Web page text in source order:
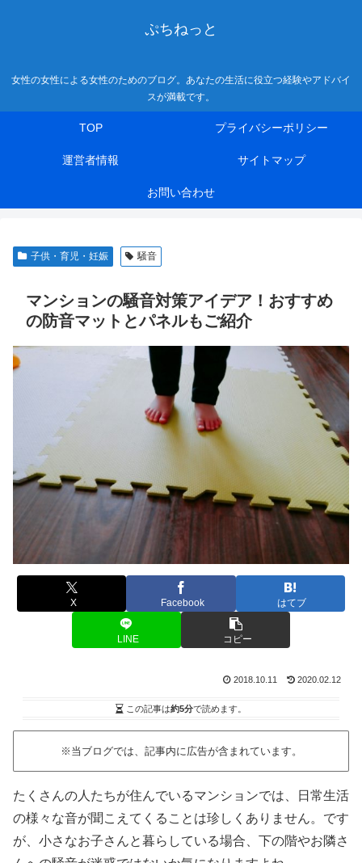
ぷちねっと
女性の女性による女性のためのブログ。あなたの生活に役立つ経験やアドバイ
スが満載です。
TOP プライバシーポリシー
運営者情報 サイトマップ
お問い合わせ
子供・育児・妊娠 騒音
マンションの騒音対策アイデア！おすすめ
の防音マットとパネルもご紹介
X Facebook はてブ
LINE コピー
2018.10.11 2020.02.12
この記事は約5分で読めます。
※当ブログでは、記事内に広告が含まれています。
たくさんの人たちが住んでいるマンションでは、日常生活
の様々な音が聞こえてくることは珍しくありません。です
が、小さなお子さんと暮らしている場合、下の階やお隣さ